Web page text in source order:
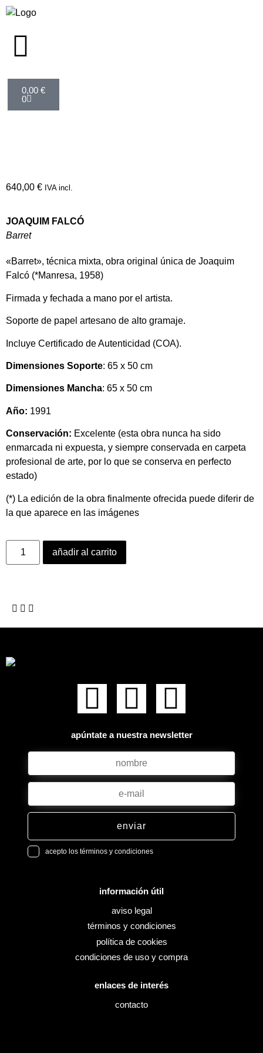
0,00 €
0
640,00 € IVA incl.
JOAQUIM FALCÓ
Barret
«Barret», técnica mixta, obra original única de Joaquim
Falcó (*Manresa, 1958)
Firmada y fechada a mano por el artista.
Soporte de papel artesano de alto gramaje.
Incluye Certificado de Autenticidad (COA).
Dimensiones Soporte: 65 x 50 cm
Dimensiones Mancha: 65 x 50 cm
Año: 1991
Conservación: Excelente (esta obra nunca ha sido
enmarcada ni expuesta, y siempre conservada en carpeta
profesional de arte, por lo que se conserva en perfecto
estado)
(*) La edición de la obra finalmente ofrecida puede diferir de
la que aparece en las imágenes
añadir al carrito
apúntate a nuestra newsletter
acepto los términos y condiciones
enviar
información útil
aviso legal
términos y condiciones
política de cookies
condiciones de uso y compra
enlaces de interés
contacto